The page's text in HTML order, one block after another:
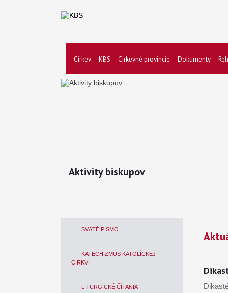
Cirkev KBS Cirkevné provincie Dokumenty
Aktivity biskupov
SVÄTÉ PÍSMO
KATECHIZMUS KATOLÍCKEJ
CIRKVI
LITURGICKÉ ČÍTANIA